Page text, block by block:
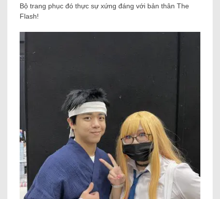
Bộ trang phục đó thực sự xứng đáng với bản thân The
Flash!